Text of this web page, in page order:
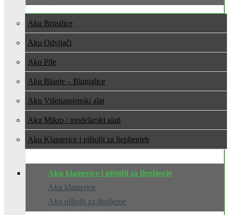
Aku Brusilice
Aku Odvijači
Aku Pile
Aku Blanje – Blanjalice
Aku Višenamjenski alat
Aku Mikro / modelarski alati
Aku Klamerice i pištolji za ljepljenje
Aku klamerice i pištolji za ljepljenje
Aku klamerice
Aku pištolji za ljepljenje